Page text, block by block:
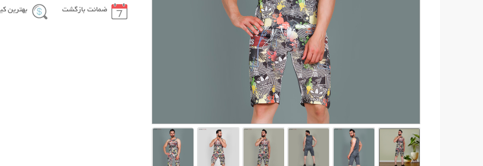
ضمانت بازگشت بهترین